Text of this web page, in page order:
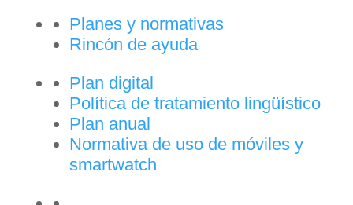
Planes y normativas
Rincón de ayuda
Plan digital
Política de tratamiento lingüístico
Plan anual
Normativa de uso de móviles y
smartwatch